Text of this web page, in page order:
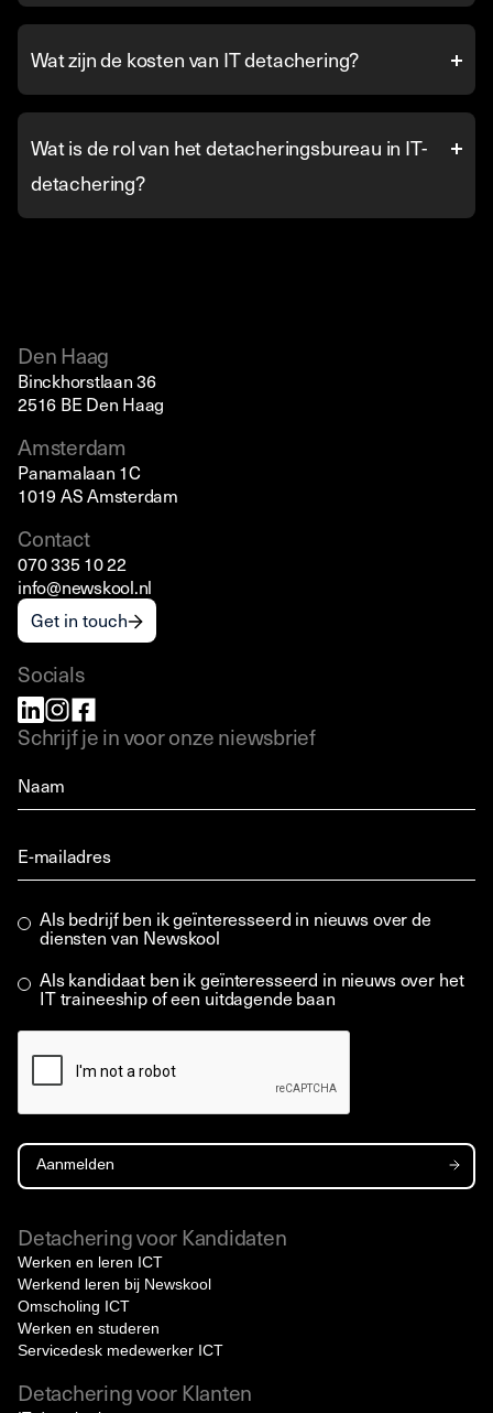
Wat zijn de kosten van IT detachering?
Wat is de rol van het detacheringsbureau in IT-
detachering?
Den Haag
Binckhorstlaan 36
2516 BE Den Haag
Amsterdam
Panamalaan 1C
1019 AS Amsterdam
Contact
070 335 10 22
info@newskool.nl
Get in touch
Socials
Schrijf je in voor onze niewsbrief
Als bedrijf ben ik geïnteresseerd in nieuws over de
diensten van Newskool
Als kandidaat ben ik geïnteresseerd in nieuws over het
IT traineeship of een uitdagende baan
Detachering voor Kandidaten
Werken en leren ICT
Werkend leren bij Newskool
Omscholing ICT
Werken en studeren
Servicedesk medewerker ICT
Detachering voor Klanten